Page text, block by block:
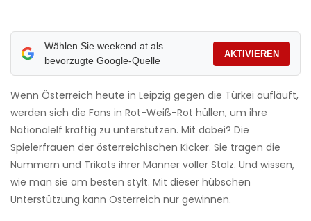
Wählen Sie weekend.at als
bevorzugte Google-Quelle
AKTIVIEREN
Wenn Österreich heute in Leipzig gegen die Türkei aufläuft,
werden sich die Fans in Rot-Weiß-Rot hüllen, um ihre
Nationalelf kräftig zu unterstützen. Mit dabei? Die
Spielerfrauen der österreichischen Kicker. Sie tragen die
Nummern und Trikots ihrer Männer voller Stolz. Und wissen,
wie man sie am besten stylt. Mit dieser hübschen
Unterstützung kann Österreich nur gewinnen.